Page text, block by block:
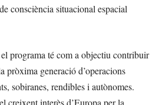
consciència situacional espacial
programa té com a objectiu contribuir
pròxima generació d’operacions
sobiranes, rendibles i autònomes.